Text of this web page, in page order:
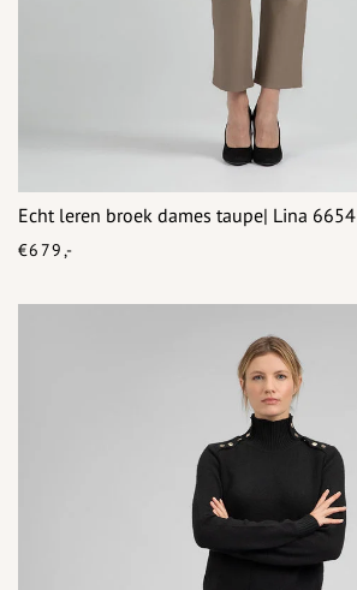
Echt leren broek dames taupe| Lina 6654
€679,-